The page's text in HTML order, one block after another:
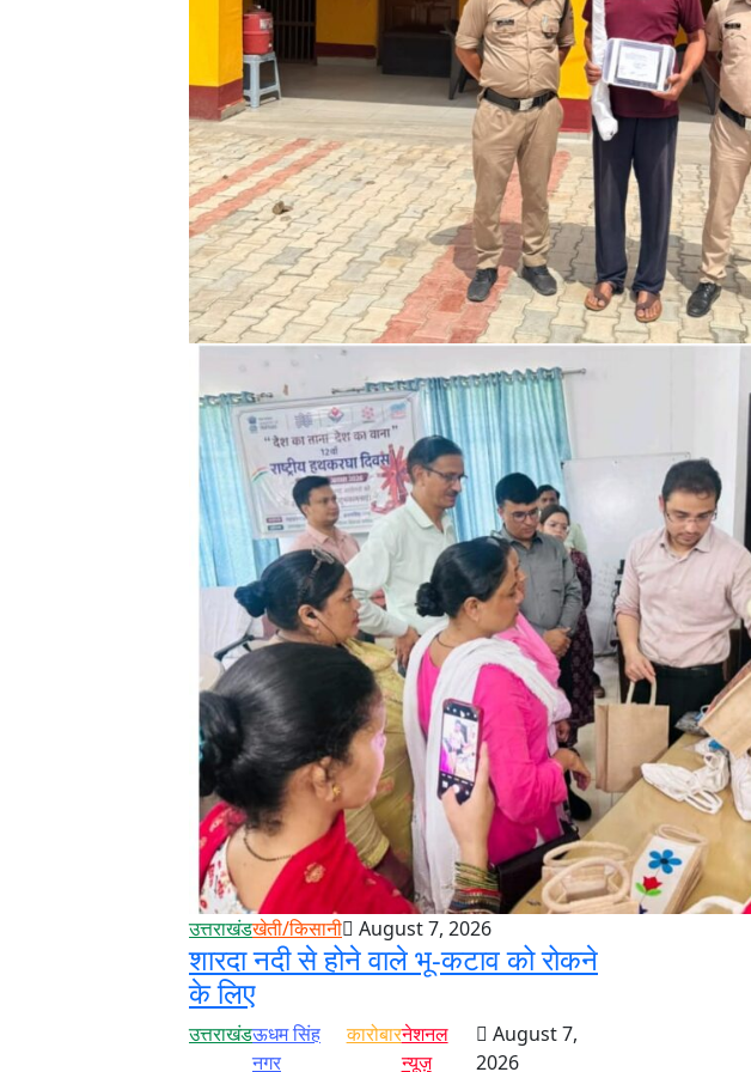
उत्तराखंडखेती/किसानी August 7, 2026
शारदा नदी से होने वाले भू-कटाव को रोकने
के लिए
उत्तराखंडऊधम सिंह
नगर
कारोबारनेशनल
न्यूज़
August 7,
2026